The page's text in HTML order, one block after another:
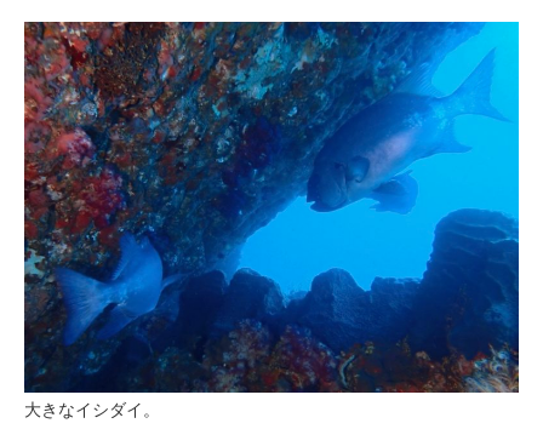
大きなイシダイ。